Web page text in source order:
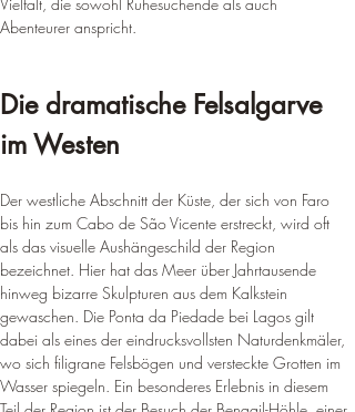
Abenteurer anspricht.
Die dramatische Felsalgarve
im Westen
Der westliche Abschnitt der Küste, der sich von Faro
bis hin zum Cabo de São Vicente erstreckt, wird oft
als das visuelle Aushängeschild der Region
bezeichnet. Hier hat das Meer über Jahrtausende
hinweg bizarre Skulpturen aus dem Kalkstein
gewaschen. Die Ponta da Piedade bei Lagos gilt
dabei als eines der eindrucksvollsten Naturdenkmäler,
wo sich filigrane Felsbögen und versteckte Grotten im
Wasser spiegeln. Ein besonderes Erlebnis in diesem